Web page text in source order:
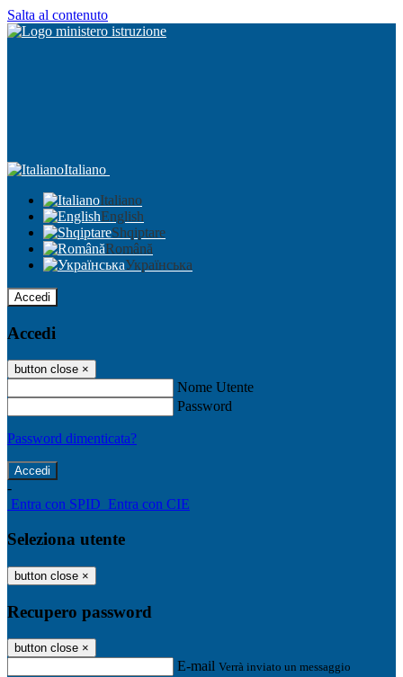
Salta al contenuto
Italiano
Italiano
English
Shqiptare
Română
Українська
Accedi
Accedi
button close ×
Nome Utente
Password
Password dimenticata?
-
Entra con SPID Entra con CIE
Seleziona utente
button close ×
Recupero password
button close ×
E-mail Verrà inviato un messaggio